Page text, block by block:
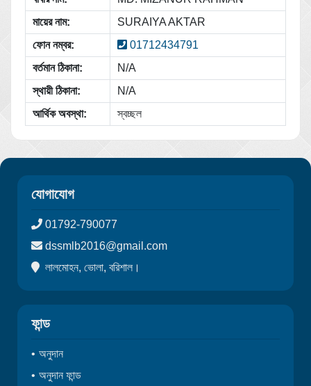
মায়ের নাম:
SURAIYA AKTAR
ফোন নম্বর:
01712434791
বর্তমান ঠিকানা:
N/A
স্থায়ী ঠিকানা:
N/A
আর্থিক অবস্থা:
স্বচ্ছল
যোগাযোগ
01792-790077
dssmlb2016@gmail.com
লালমোহন, ভোলা, বরিশাল।
ফান্ড
অনুদান
অনুদান ফান্ড